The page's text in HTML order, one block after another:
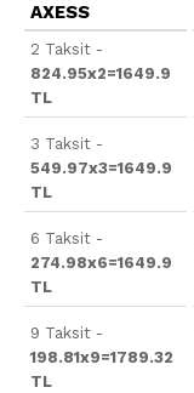
AXESS
2 Taksit -
824.95x2=1649.9
TL
3 Taksit -
549.97x3=1649.9
TL
6 Taksit -
274.98x6=1649.9
TL
9 Taksit -
198.81x9=1789.32
TL